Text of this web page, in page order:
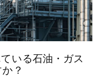
いる石油・ガス
？